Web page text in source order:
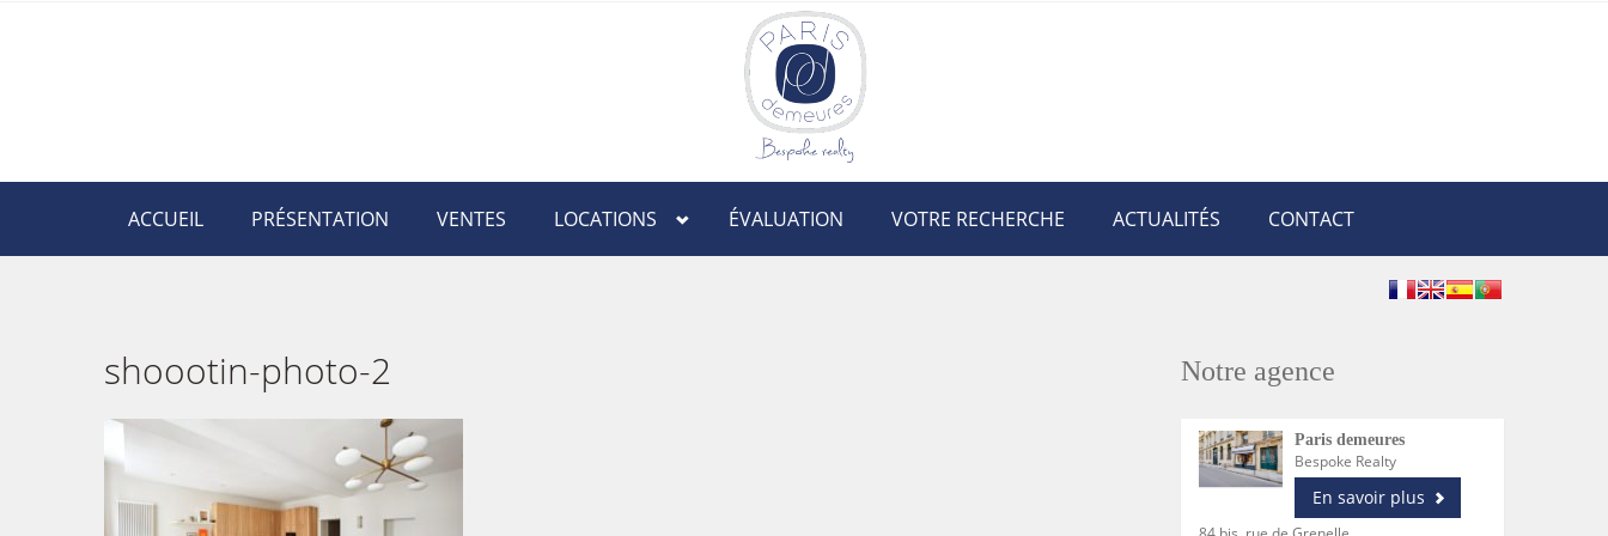
ACCUEIL PRÉSENTATION VENTES LOCATIONS ÉVALUATION VOTRE RECHERCHE ACTUALITÉS CONTACT
shoootin-photo-2 Notre agence
Paris demeures
Bespoke Realty
En savoir plus